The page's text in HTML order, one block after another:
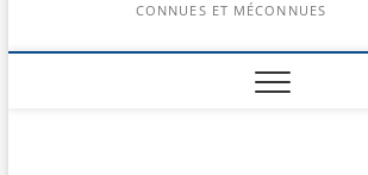
CONNUES ET MÉCONNUES